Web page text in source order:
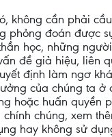
không cần phải
phỏng đoán được
học, những
đề giả hiệu, liên
định làm ngơ
của chúng ta ở
hoặc huấn quyền
chính chúng, xem
hay không sử